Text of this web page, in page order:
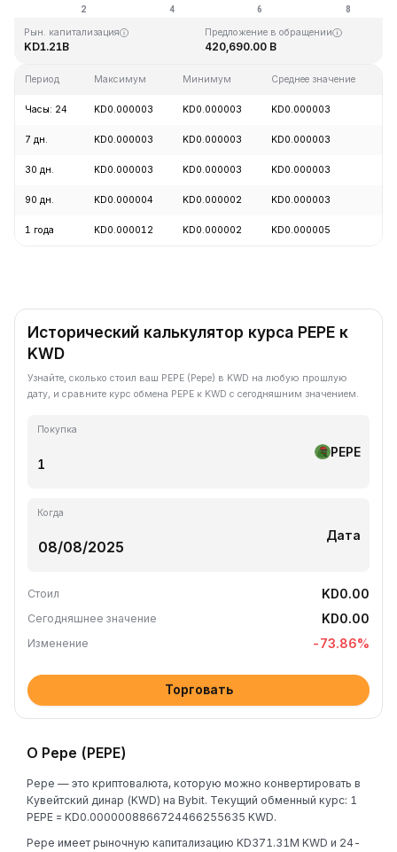
KD0.000028 KD0.000000
Рын. капитализация
KD1.21B
Предложение в обращении
420,690.00 B
Период Максимум Минимум Среднее значение
Часы: 24 KD0.000003 KD0.000003 KD0.000003
7 дн. KD0.000003 KD0.000003 KD0.000003
30 дн. KD0.000003 KD0.000003 KD0.000003
90 дн. KD0.000004 KD0.000002 KD0.000003
1 года KD0.000012 KD0.000002 KD0.000005
Исторический калькулятор курса PEPE к
KWD
Узнайте, сколько стоил ваш PEPE (Pepe) в KWD на любую прошлую
дату, и сравните курс обмена PEPE к KWD с сегодняшним значением.
Покупка
PEPE
Когда
Дата
Стоил KD0.00
Сегодняшнее значение KD0.00
Изменение -73.86%
Торговать
О Pepe (PEPE)
Pepe — это криптовалюта, которую можно конвертировать в
Кувейтский динар (KWD) на Bybit. Текущий обменный курс: 1
PEPE = KD0.0000008866724466255635 KWD.
Pepe имеет рыночную капитализацию KD371.31M KWD и 24-